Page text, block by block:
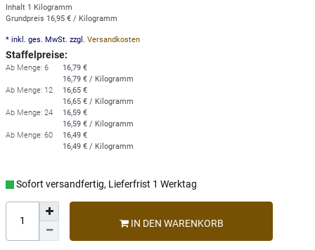
Inhalt 1
Kilogramm
Grundpreis 16,95 € / Kilogramm
* inkl. ges. MwSt. zzgl. Versandkosten
Staffelpreise:
Ab Menge: 6
16,79 €
16,79 € / Kilogramm
Ab Menge: 12
16,65 €
16,65 € / Kilogramm
Ab Menge: 24
16,59 €
16,59 € / Kilogramm
Ab Menge: 60
16,49 €
16,49 € / Kilogramm
Sofort versandfertig, Lieferfrist 1 Werktag
IN DEN WARENKORB